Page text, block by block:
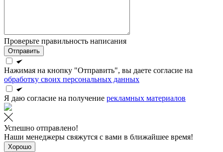
Проверьте правильность написания
Отправить
Нажимая на кнопку "Отправить", вы даете согласие на
обработку своих персональных данных
Я даю согласие на получение рекламных материалов
Успешно отправлено!
Наши менеджеры свяжутся с вами в ближайшее время!
Хорошо